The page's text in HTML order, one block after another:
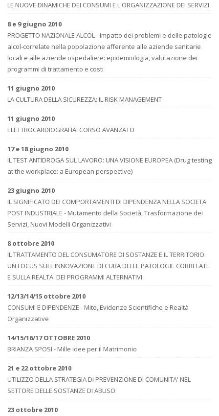
LE NUOVE DINAMICHE DEI CONSUMI E L'ORGANIZZAZIONE DEI SERVIZI
8 e 9 giugno 2010
PROGETTO NAZIONALE ALCOL - Impatto dei problemi e delle patologie
alcol-correlate nella popolazione afferente alle aziende sanitarie
locali e alle aziende ospedaliere: epidemiologia, valutazione dei
programmi di trattamento e costi
11 giugno 2010
LA CULTURA DELLA SICUREZZA: IL RISK MANAGEMENT
11 giugno 2010
ELETTROCARDIOGRAFIA: CORSO AVANZATO
17 e 18 giugno 2010
IL TEST ANTIDROGA SUL LAVORO: UNA VISIONE EUROPEA (Drug testing
at the workplace: a European perspective)
23 giugno 2010
IL SIGNIFICATO DEI COMPORTAMENTI DI DIPENDENZA NELLA SOCIETA'
POST INDUSTRIALE - Mutamento della Società, Trasformazione dei
Servizi, Nuovi Modelli Organizzativi
8 ottobre 2010
IL TRATTAMENTO DEL CONSUMATORE DI SOSTANZE E IL TERRITORIO:
UN FOCUS SULL'INNOVAZIONE DI CURA DELLE PATOLOGIE CORRELATE
E SULLA REALTA' DEI PROGRAMMI ALTERNATIVI
12/13/14/15 ottobre 2010
CONSUMI E DIPENDENZE - Mito, Evidenze Scientifiche e Realtà
Organizzative
14/15/16/17 OTTOBRE 2010
BRIANZA SPOSI - Mille idee per il Matrimonio
21 e 22 ottobre 2010
UTILIZZO DELLA STRATEGIA DI PREVENZIONE DI COMUNITA' NEL
SETTORE DELLE SOSTANZE DI ABUSO
23 ottobre 2010